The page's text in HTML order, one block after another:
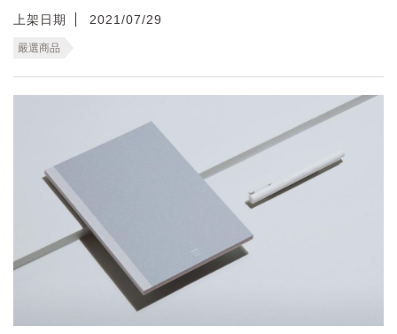
上架日期 2021/07/29
嚴選商品